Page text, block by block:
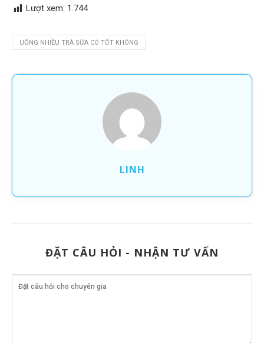
Lượt xem: 1.744
UỐNG NHIỀU TRÀ SỮA CÓ TỐT KHÔNG
LINH
ĐẶT CÂU HỎI - NHẬN TƯ VẤN